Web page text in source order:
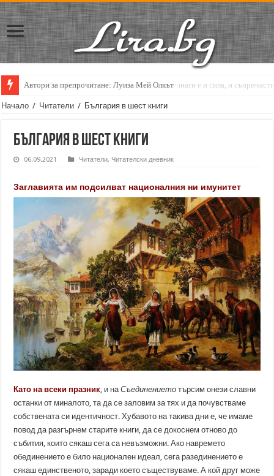
Кирил Кадийски: „Плачът на големия поет винаги е и сила, и
Начало / Читатели / България в шест книги
България в шест книги
06.09.2021 Читатели, Читателски дневник
Заглавията им подсилват националния ни имунитет
Като на всеки празник, и наСъединението търсим онези славни
останки от миналото, та да се заловим за тях и да почувстваме
собствената си идентичност. Хубавото на такива дни е, че имаме
повод да разгърнем старите книги, да се докоснем отново до
събития, които сякаш сега са невъзможни. Ако навремето
обединението е било национален идеал, сега разединението е
сякаш единственото, заради което съществуваме. А кой друг може